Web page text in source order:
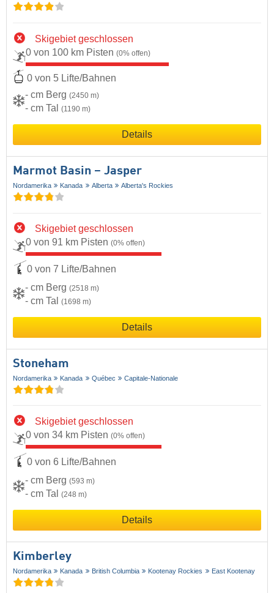
Skigebiet geschlossen
0 von 100 km Pisten (0% offen)
0 von 5 Lifte/Bahnen
- cm Berg (2450 m)
- cm Tal (1190 m)
Details
Marmot Basin – Jasper
Nordamerika Kanada Alberta Alberta's Rockies
Skigebiet geschlossen
0 von 91 km Pisten (0% offen)
0 von 7 Lifte/Bahnen
- cm Berg (2518 m)
- cm Tal (1698 m)
Details
Stoneham
Nordamerika Kanada Québec Capitale-Nationale
Skigebiet geschlossen
0 von 34 km Pisten (0% offen)
0 von 6 Lifte/Bahnen
- cm Berg (593 m)
- cm Tal (248 m)
Details
Kimberley
Nordamerika Kanada British Columbia Kootenay Rockies East Kootenay